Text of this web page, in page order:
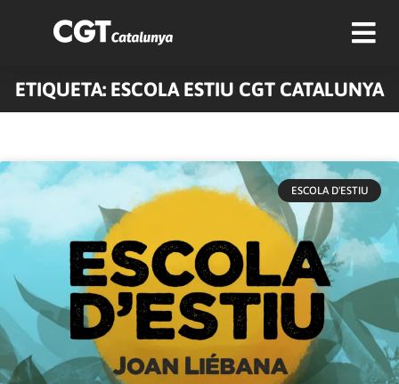
ETIQUETA: ESCOLA ESTIU CGT CATALUNYA
ESCOLA D'ESTIU